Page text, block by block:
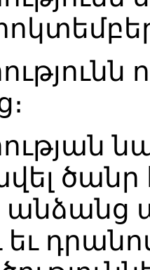
ծանր
եւ